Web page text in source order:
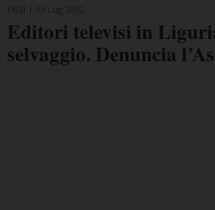
FNSI
Editori televisi in
selvaggio. Denuncia